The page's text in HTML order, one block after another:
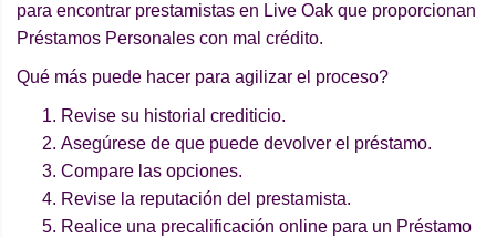
para encontrar prestamistas en Live Oak que proporcionan
Préstamos Personales con mal crédito.
Qué más puede hacer para agilizar el proceso?
Revise su historial crediticio.
Asegúrese de que puede devolver el préstamo.
Compare las opciones.
Revise la reputación del prestamista.
Realice una precalificación online para un Préstamo